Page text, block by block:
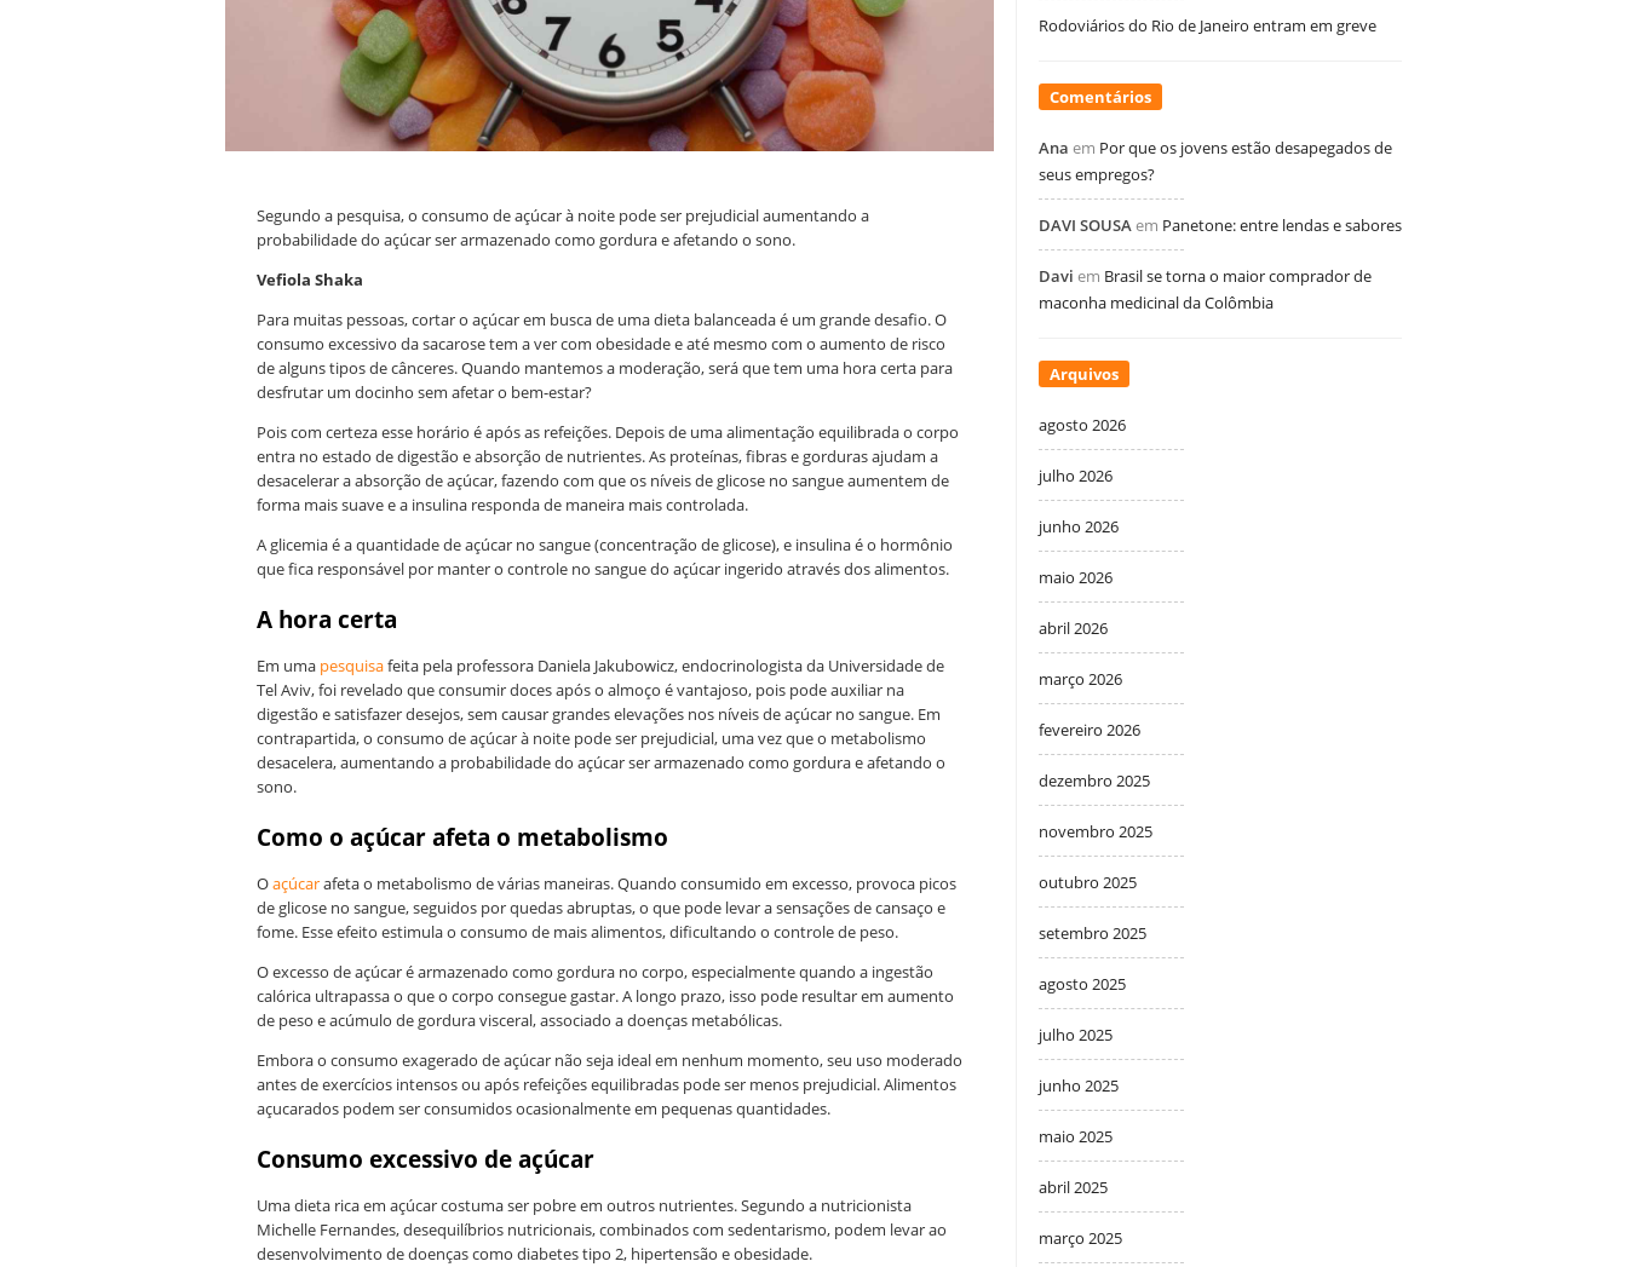
Segundo a pesquisa, o consumo de açúcar à noite pode ser prejudicial aumentando a
probabilidade do açúcar ser armazenado como gordura e afetando o sono.
Vefiola Shaka
Para muitas pessoas, cortar o açúcar em busca de uma dieta balanceada é um grande desafio. O
consumo excessivo da sacarose tem a ver com obesidade e até mesmo com o aumento de risco
de alguns tipos de cânceres. Quando mantemos a moderação, será que tem uma hora certa para
desfrutar um docinho sem afetar o bem-estar?
Pois com certeza esse horário é após as refeições. Depois de uma alimentação equilibrada o corpo
entra no estado de digestão e absorção de nutrientes. As proteínas, fibras e gorduras ajudam a
desacelerar a absorção de açúcar, fazendo com que os níveis de glicose no sangue aumentem de
forma mais suave e a insulina responda de maneira mais controlada.
A glicemia é a quantidade de açúcar no sangue (concentração de glicose), e insulina é o hormônio
que fica responsável por manter o controle no sangue do açúcar ingerido através dos alimentos.
A hora certa
Em uma pesquisafeita pela professora Daniela Jakubowicz, endocrinologista da Universidade de
Tel Aviv, foi revelado que consumir doces após o almoço é vantajoso, pois pode auxiliar na
digestão e satisfazer desejos, sem causar grandes elevações nos níveis de açúcar no sangue. Em
contrapartida, o consumo de açúcar à noite pode ser prejudicial, uma vez que o metabolismo
desacelera, aumentando a probabilidade do açúcar ser armazenado como gordura e afetando o
sono.
Como o açúcar afeta o metabolismo
Oaçúcarafeta o metabolismo de várias maneiras. Quando consumido em excesso, provoca picos
de glicose no sangue, seguidos por quedas abruptas, o que pode levar a sensações de cansaço e
fome. Esse efeito estimula o consumo de mais alimentos, dificultando o controle de peso.
O excesso de açúcar é armazenado como gordura no corpo, especialmente quando a ingestão
calórica ultrapassa o que o corpo consegue gastar. A longo prazo, isso pode resultar em aumento
de peso e acúmulo de gordura visceral, associado a doenças metabólicas.
Embora o consumo exagerado de açúcar não seja ideal em nenhum momento, seu uso moderado
antes de exercícios intensos ou após refeições equilibradas pode ser menos prejudicial. Alimentos
açucarados podem ser consumidos ocasionalmente em pequenas quantidades.
Consumo excessivo de açúcar
Uma dieta rica em açúcar costuma ser pobre em outros nutrientes. Segundo a nutricionista
Michelle Fernandes, desequilíbrios nutricionais, combinados com sedentarismo, podem levar ao
desenvolvimento de doenças como diabetes tipo 2, hipertensão e obesidade.
Rodoviários do Rio de Janeiro entram em greve
Comentários
Ana em Por que os jovens estão desapegados de
seus empregos?
DAVI SOUSAem Panetone: entre lendas e sabores
Davi em Brasil se torna o maior comprador de
maconha medicinal da Colômbia
Arquivos
agosto 2026
julho 2026
junho 2026
maio 2026
abril 2026
março 2026
fevereiro 2026
dezembro 2025
novembro 2025
outubro 2025
setembro 2025
agosto 2025
julho 2025
junho 2025
maio 2025
abril 2025
março 2025